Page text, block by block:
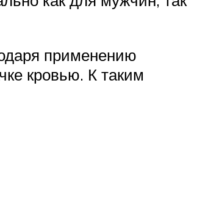
применению
кровью. К таким